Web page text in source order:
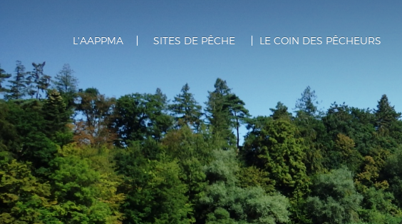
L'AAPPMA SITES DE PÊCHE LE COIN DES PÊCHEURS